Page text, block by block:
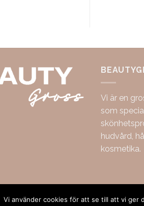
Vi är en
som
hudvård,
kosmetika.
Vi använder cookies för att se till att vi ger